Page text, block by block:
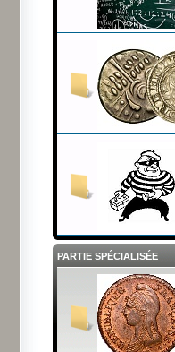
PARTIE SPÉCIALISÉE